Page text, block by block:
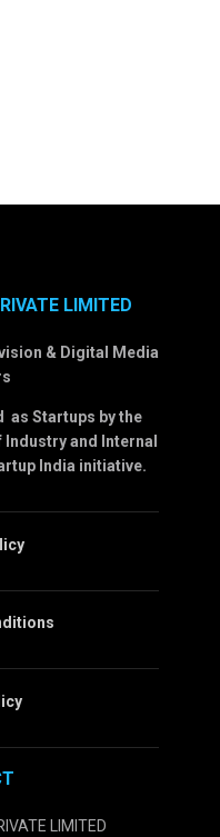
LIMITED
& Digital Media
as Startups by the
and Internal
India initiative.
LIMITED